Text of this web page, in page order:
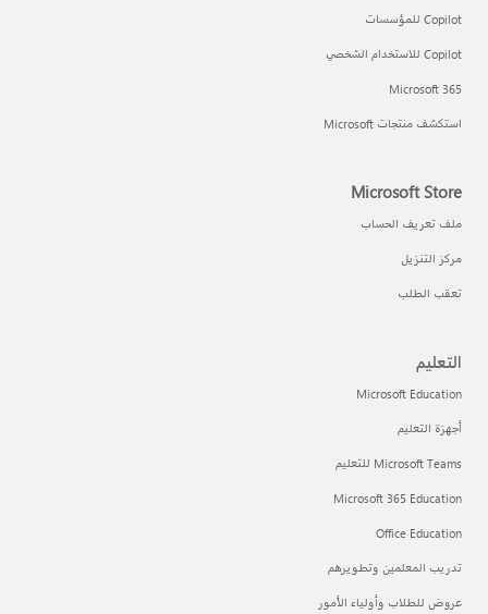
Copilot للمؤسسات
Copilot للاستخدام الشخصي
Microsoft 365
استكشف منتجات Microsoft
Microsoft Store
ملف تعريف الحساب
مركز التنزيل
تعقب الطلب
التعليم
Microsoft Education
أجهزة التعليم
Microsoft Teams للتعليم
Microsoft 365 Education
Office Education
تدريب المعلمين وتطويرهم
عروض للطلاب وأولياء الأمور